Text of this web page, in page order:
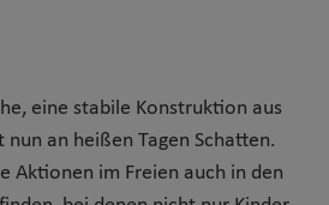
eine stabile Konstruktion aus
nun an heißen Tagen Schatten.
Aktionen im Freien auch in den